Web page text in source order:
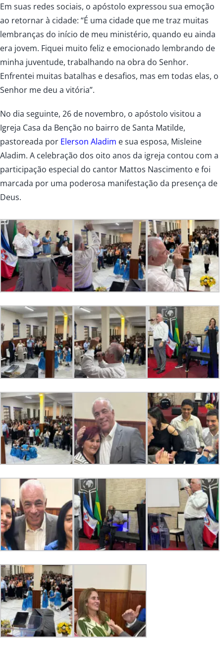
Em suas redes sociais, o apóstolo expressou sua emoção
ao retornar à cidade: “É uma cidade que me traz muitas
lembranças do início de meu ministério, quando eu ainda
era jovem. Fiquei muito feliz e emocionado lembrando de
minha juventude, trabalhando na obra do Senhor.
Enfrentei muitas batalhas e desafios, mas em todas elas, o
Senhor me deu a vitória”.
No dia seguinte, 26 de novembro, o apóstolo visitou a
Igreja Casa da Benção no bairro de Santa Matilde,
pastoreada por Elerson Aladim e sua esposa, Misleine
Aladim. A celebração dos oito anos da igreja contou com a
participação especial do cantor Mattos Nascimento e foi
marcada por uma poderosa manifestação da presença de
Deus.